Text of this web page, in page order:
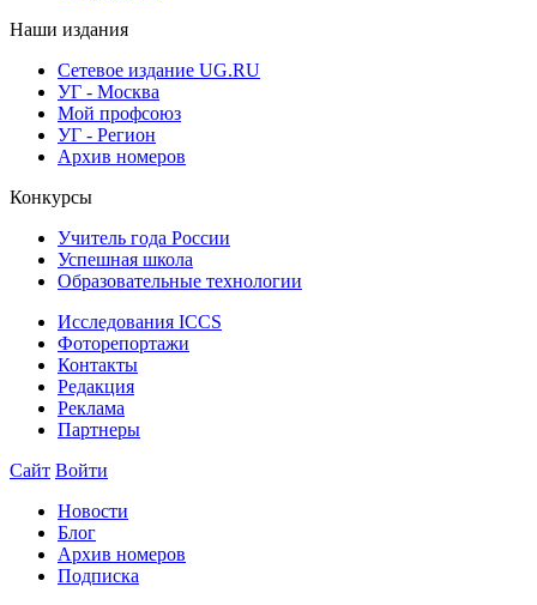
Наши издания
Сетевое издание UG.RU
УГ - Москва
Мой профсоюз
УГ - Регион
Архив номеров
Конкурсы
Учитель года России
Успешная школа
Образовательные технологии
Исследования ICCS
Фоторепортажи
Контакты
Редакция
Реклама
Партнеры
Сайт Войти
Новости
Блог
Архив номеров
Подписка